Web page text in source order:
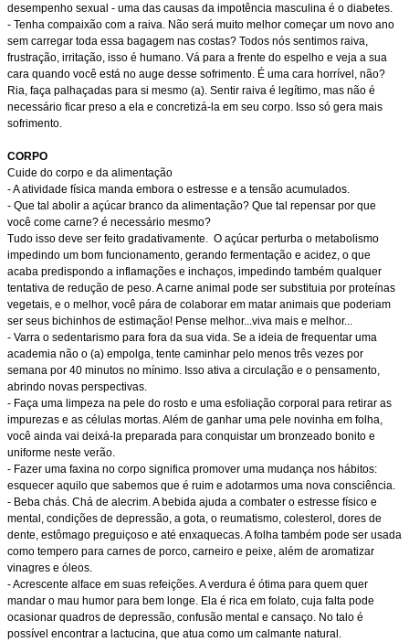
desempenho sexual - uma das causas da impotência masculina é o diabetes.
- Tenha compaixão com a raiva. Não será muito melhor começar um novo ano
sem carregar toda essa bagagem nas costas? Todos nós sentimos raiva,
frustração, irritação, isso é humano. Vá para a frente do espelho e veja a sua
cara quando você está no auge desse sofrimento. É uma cara horrível, não?
Ria, faça palhaçadas para si mesmo (a). Sentir raiva é legítimo, mas não é
necessário ficar preso a ela e concretizá-la em seu corpo. Isso só gera mais
sofrimento.
CORPO
Cuide do corpo e da alimentação
- A atividade física manda embora o estresse e a tensão acumulados.
- Que tal abolir a açúcar branco da alimentação? Que tal repensar por que
você come carne? é necessário mesmo?
Tudo isso deve ser feito gradativamente. O açúcar perturba o metabolismo
impedindo um bom funcionamento, gerando fermentação e acidez, o que
acaba predispondo a inflamações e inchaços, impedindo também qualquer
tentativa de redução de peso. A carne animal pode ser substituia por proteínas
vegetais, e o melhor, você pára de colaborar em matar animais que poderiam
ser seus bichinhos de estimação! Pense melhor...viva mais e melhor...
- Varra o sedentarismo para fora da sua vida. Se a ideia de frequentar uma
academia não o (a) empolga, tente caminhar pelo menos três vezes por
semana por 40 minutos no mínimo. Isso ativa a circulação e o pensamento,
abrindo novas perspectivas.
- Faça uma limpeza na pele do rosto e uma esfoliação corporal para retirar as
impurezas e as células mortas. Além de ganhar uma pele novinha em folha,
você ainda vai deixá-la preparada para conquistar um bronzeado bonito e
uniforme neste verão.
- Fazer uma faxina no corpo significa promover uma mudança nos hábitos:
esquecer aquilo que sabemos que é ruim e adotarmos uma nova consciência.
- Beba chás. Chá de alecrim. A bebida ajuda a combater o estresse físico e
mental, condições de depressão, a gota, o reumatismo, colesterol, dores de
dente, estômago preguiçoso e até enxaquecas. A folha também pode ser usada
como tempero para carnes de porco, carneiro e peixe, além de aromatizar
vinagres e óleos.
- Acrescente alface em suas refeições. A verdura é ótima para quem quer
mandar o mau humor para bem longe. Ela é rica em folato, cuja falta pode
ocasionar quadros de depressão, confusão mental e cansaço. No talo é
possível encontrar a lactucina, que atua como um calmante natural.